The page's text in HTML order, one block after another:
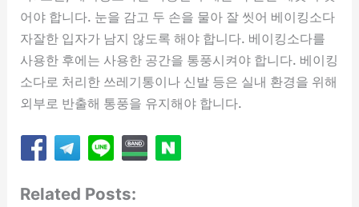
어야 합니다. 눈을 감고 두 손을 물아 잘 씻어 베이킹소다
자잘한 입자가 남지 않도록 해야 합니다. 베이킹소다를
사용한 후에는 사용한 공간을 통풍시켜야 합니다. 베이킹
소다로 처리한 쓰레기통이나 신발 등은 실내 환경을 위해
외부로 반출해 통풍을 유지해야 합니다.
Related Posts: